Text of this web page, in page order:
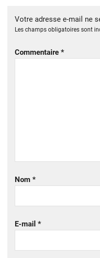
Votre adresse e-mail ne
Les champs obligatoires sont
Commentaire *
Nom *
E-mail *